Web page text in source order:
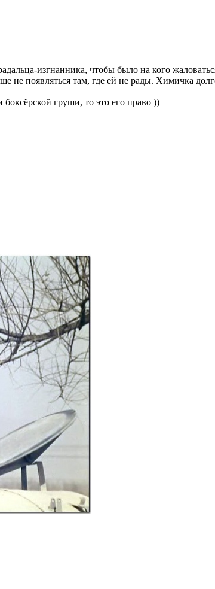
изгнанника, чтобы было на кого
не появляться там, где ей не рады. Химичка
груши, то это его право ))